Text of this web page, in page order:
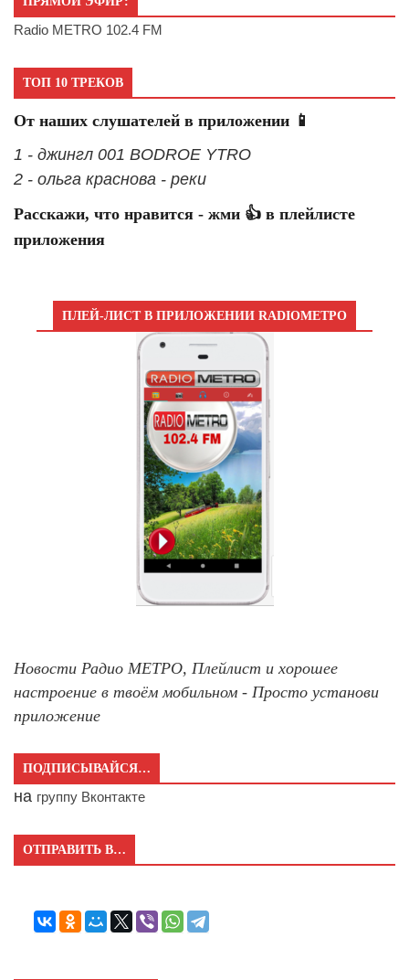
Radio METRO 102.4 FM
ТОП 10 ТРЕКОВ
От наших слушателей в приложении 📱
1 - джингл 001 BODROE YTRO
2 - ольга краснова - реки
Расскажи, что нравится - жми 👍 в плейлисте
приложения
ПЛЕЙ-ЛИСТ В ПРИЛОЖЕНИИ RADIOМЕТРО
Новости Радио МЕТРО, Плейлист и хорошее
настроение в твоём мобильном - Просто установи
приложение
ПОДПИСЫВАЙСЯ…
на группу Вконтакте
ОТПРАВИТЬ В…